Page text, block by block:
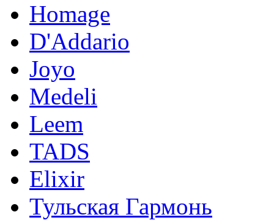
Homage
D'Addario
Joyo
Medeli
Leem
TADS
Elixir
Тульская Гармонь